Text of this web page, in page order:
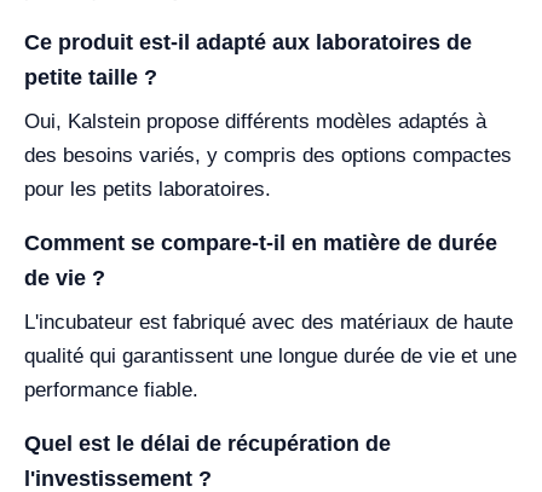
Ce produit est-il adapté aux laboratoires de
petite taille ?
Oui, Kalstein propose différents modèles adaptés à
des besoins variés, y compris des options compactes
pour les petits laboratoires.
Comment se compare-t-il en matière de durée
de vie ?
L'incubateur est fabriqué avec des matériaux de haute
qualité qui garantissent une longue durée de vie et une
performance fiable.
Quel est le délai de récupération de
l'investissement ?